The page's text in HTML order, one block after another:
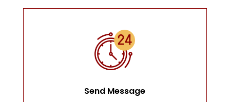
Send Message